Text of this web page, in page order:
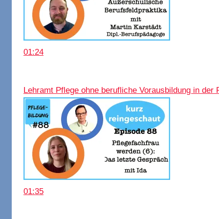
01:24
Lehramt Pflege ohne berufliche Vorausbildung in der
01:35